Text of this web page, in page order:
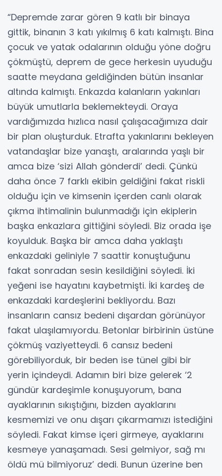
“Depremde zarar gören 9 katlı bir binaya
gittik, binanın 3 katı yıkılmış 6 katı kalmıştı. Bina
çocuk ve yatak odalarının olduğu yöne doğru
çökmüştü, deprem de gece herkesin uyuduğu
saatte meydana geldiğinden bütün insanlar
altında kalmıştı. Enkazda kalanların yakınları
büyük umutlarla beklemekteydi. Oraya
vardığımızda hızlıca nasıl çalışacağımıza dair
bir plan oluşturduk. Etrafta yakınlarını bekleyen
vatandaşlar bize yanaştı, aralarında yaşlı bir
amca bize ‘sizi Allah gönderdi’ dedi. Çünkü
daha önce 7 farklı ekibin geldiğini fakat riskli
olduğu için ve kimsenin içerden canlı olarak
çıkma ihtimalinin bulunmadığı için ekiplerin
başka enkazlara gittiğini söyledi. Biz orada işe
koyulduk. Başka bir amca daha yaklaştı
enkazdaki geliniyle 7 saattir konuştuğunu
fakat sonradan sesin kesildiğini söyledi. İki
yeğeni ise hayatını kaybetmişti. İki kardeş de
enkazdaki kardeşlerini bekliyordu. Bazı
insanların cansız bedeni dışardan görünüyor
fakat ulaşılamıyordu. Betonlar birbirinin üstüne
çökmüş vaziyetteydi. 6 cansız bedeni
görebiliyorduk, bir beden ise tünel gibi bir
yerin içindeydi. Adamın biri bize gelerek ‘2
gündür kardeşimle konuşuyorum, bana
ayaklarının sıkıştığını, bizden ayaklarını
kesmemizi ve onu dışarı çıkarmamızı istediğini
söyledi. Fakat kimse içeri girmeye, ayaklarını
kesmeye yanaşamadı. Sesi gelmiyor, sağ mı
öldü mü bilmiyoruz’ dedi. Bunun üzerine ben